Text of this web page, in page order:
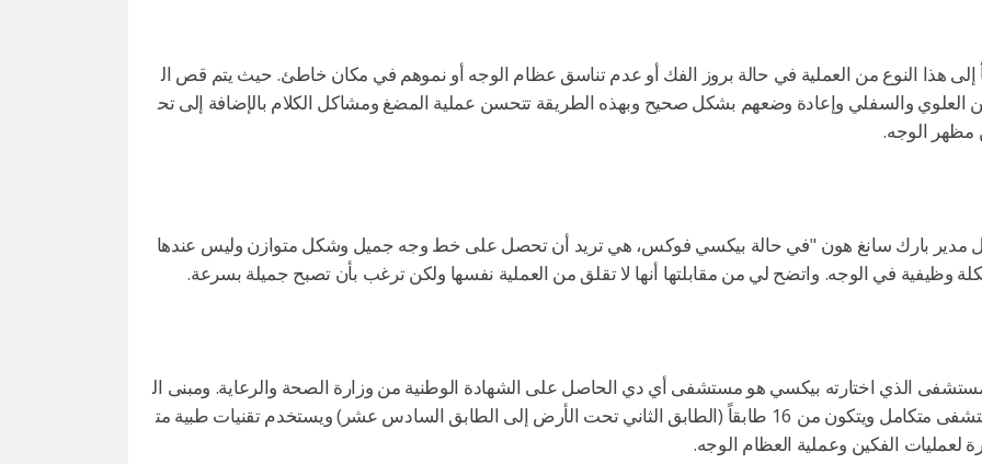
إلى هذا النوع من العملية في حالة بروز الفك أو عدم تناسق عظام الوجه أو نموهم في مكان خاطئ. حيث يتم قص ال
العلوي والسفلي وإعادة وضعهم بشكل صحيح وبهذه الطريقة تتحسن عملية المضغ ومشاكل الكلام بالإضافة إلى تح
الوجه.
مدير بارك سانغ هون "في حالة بيكسي فوكس، هي تريد أن تحصل على خط وجه جميل وشكل متوازن وليس عندها
وظيفية في الوجه. واتضح لي من مقابلتها أنها لا تقلق من العملية نفسها ولكن ترغب بأن تصبح جميلة بسرعة.
الذي اختارته بيكسي هو مستشفى أي دي الحاصل على الشهادة الوطنية من وزارة الصحة والرعاية. ومبنى ال
مستشفى متكامل ويتكون من 16 طابقاً (الطابق الثاني تحت الأرض إلى الطابق السادس عشر) ويستخدم تقنيات طبية مت
لعمليات الفكين وعملية العظام الوجه.